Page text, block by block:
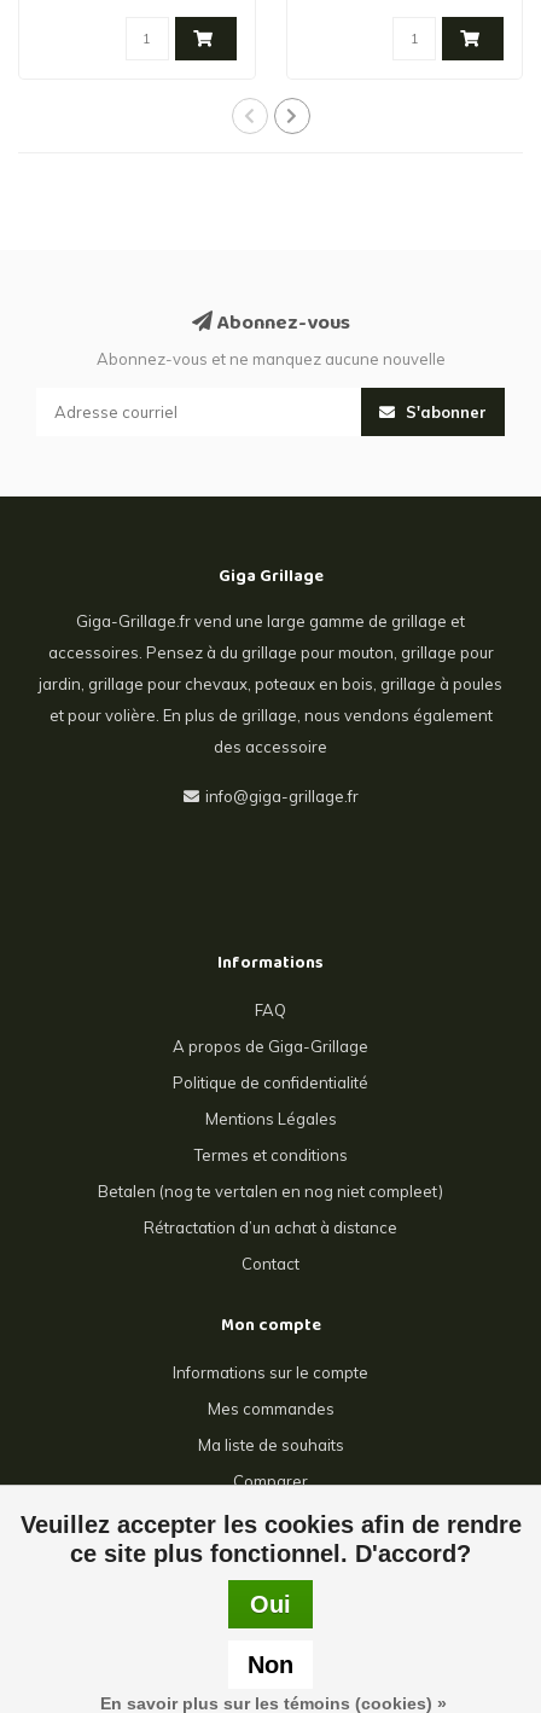
Veuillez accepter les cookies afin de rendre
ce site plus fonctionnel. D'accord?
Oui
Non
En savoir plus sur les témoins (cookies) »
Abonnez-vous
Abonnez-vous et ne manquez aucune nouvelle
S'abonner
Giga Grillage
Giga-Grillage.fr vend une large gamme de grillage et
accessoires. Pensez à du grillage pour mouton, grillage pour
jardin, grillage pour chevaux, poteaux en bois, grillage à poules
et pour volière. En plus de grillage, nous vendons également
des accessoire
info@giga-grillage.fr
Informations
FAQ
A propos de Giga-Grillage
Politique de confidentialité
Mentions Légales
Termes et conditions
Betalen (nog te vertalen en nog niet compleet)
Rétractation d’un achat à distance
Contact
Mon compte
Informations sur le compte
Mes commandes
Ma liste de souhaits
Comparer
Tous les produits
Dyvelopment